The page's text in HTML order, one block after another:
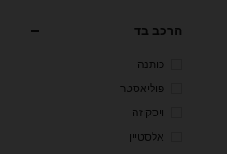
הרכב בד
כותנה
פוליאסטר
ויסקוזה
אלסטיין